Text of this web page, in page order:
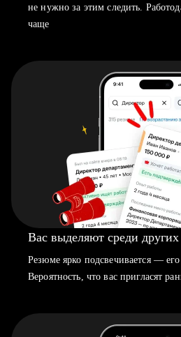
не нужно за этим следить.
чаще
Вас выделяют среди других
Резюме ярко подсвечивается —
Вероятность, что вас пригласят